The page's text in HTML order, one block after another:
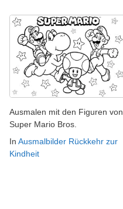
Ausmalen mit den Figuren von
Super Mario Bros.
In Ausmalbilder Rückkehr zur
Kindheit